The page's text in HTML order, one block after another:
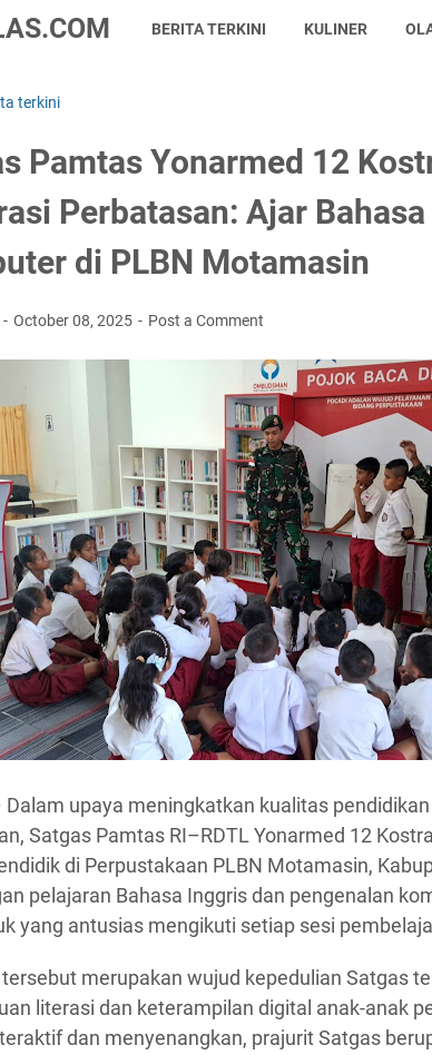
BERITA TERKINI KULINER
terkini
Pamtas Yonarmed 12
Perbatasan: Ajar
di PLBN Motamasin
October 08, 2025 Post a Comment
Dalam upaya meningkatkan kualitas
Satgas Pamtas RI–RDTL Yonarmed 12
di Perpustakaan PLBN Motamasin,
pelajaran Bahasa Inggris dan pengenalan
yang antusias mengikuti setiap sesi
merupakan wujud kepedulian Satgas
literasi dan keterampilan digital anak-anak
dan menyenangkan, prajurit Satgas